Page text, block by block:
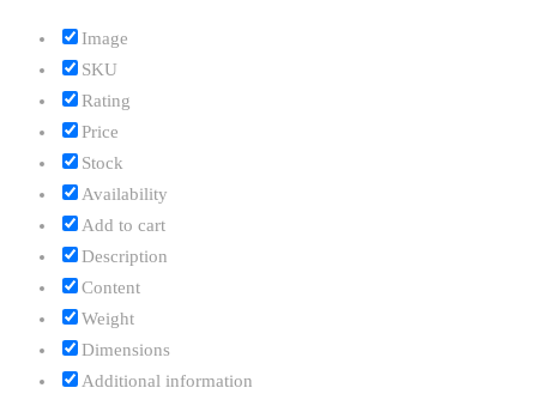
Image
SKU
Rating
Price
Stock
Availability
Add to cart
Description
Content
Weight
Dimensions
Additional information